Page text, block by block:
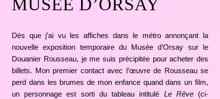
MUSÉE D’ORSAY
Dès que j’ai vu les affiches dans le métro annonçant la
nouvelle exposition temporaire du Musée d’Orsay sur le
Douanier Rousseau, je me suis précipitée pour acheter des
billets. Mon premier contact avec l’œuvre de Rousseau se
perd dans les brumes de mon enfance quand dans un film,
un personnage est sorti du tableau intitulé Le Rêve(ci-